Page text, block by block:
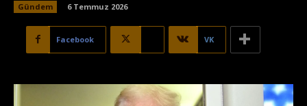
Gündem 6 Temmuz 2026
Facebook VK